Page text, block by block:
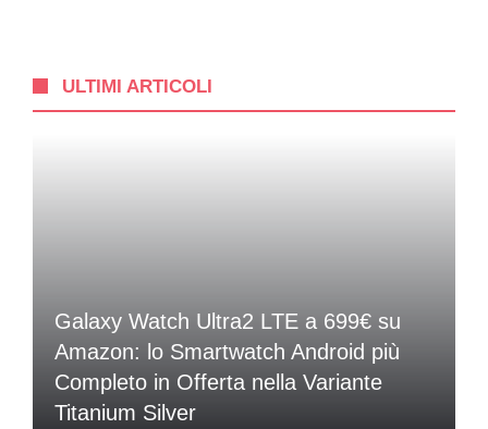
ULTIMI ARTICOLI
Galaxy Watch Ultra2 LTE a 699€ su
Amazon: lo Smartwatch Android più
Completo in Offerta nella Variante
Titanium Silver